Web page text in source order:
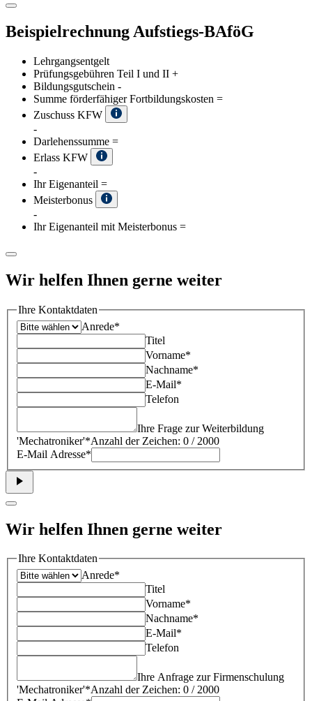
Beispielrechnung Aufstiegs-BAföG
Lehrgangsentgelt
Prüfungsgebühren Teil I und II +
Bildungsgutschein -
Summe förderfähiger Fortbildungskosten =
Zuschuss KFW
-
Darlehenssumme =
Erlass KFW
-
Ihr Eigenanteil =
Meisterbonus
-
Ihr Eigenanteil mit Meisterbonus =
Wir helfen Ihnen gerne weiter
Ihre Kontaktdaten
Anrede*
Titel
Vorname*
Nachname*
E-Mail*
Telefon
Ihre Frage zur Weiterbildung
'Mechatroniker'*Anzahl der Zeichen: 0 / 2000
E-Mail Adresse*
Wir helfen Ihnen gerne weiter
Ihre Kontaktdaten
Anrede*
Titel
Vorname*
Nachname*
E-Mail*
Telefon
Ihre Anfrage zur Firmenschulung
'Mechatroniker'*Anzahl der Zeichen: 0 / 2000